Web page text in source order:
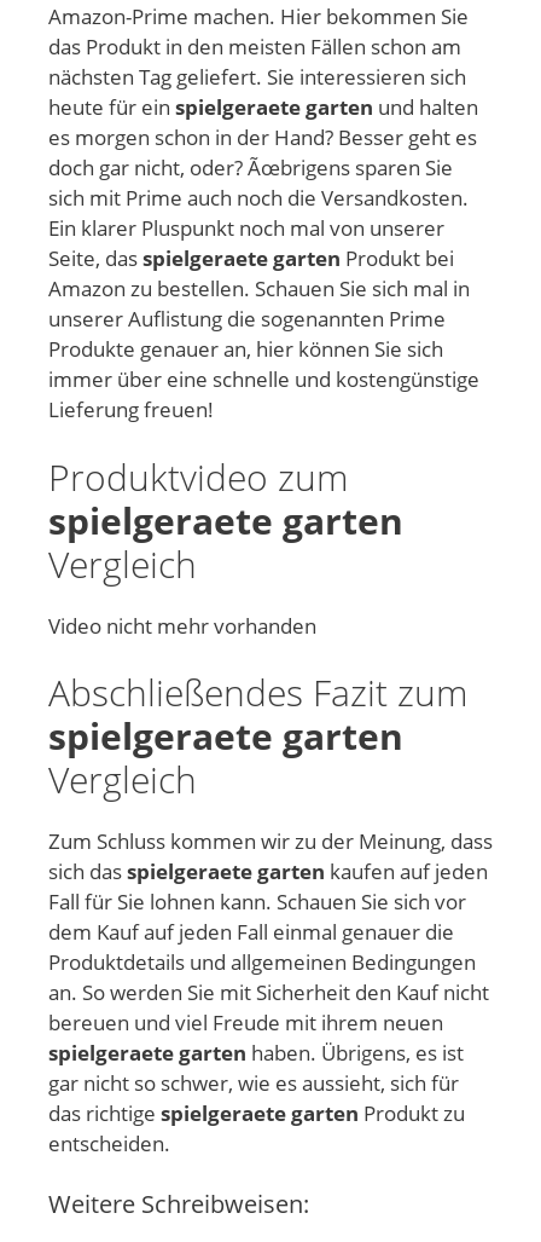
Amazon-Prime machen. Hier bekommen Sie
das Produkt in den meisten Fällen schon am
nächsten Tag geliefert. Sie interessieren sich
heute für ein spielgeraete garten und halten
es morgen schon in der Hand? Besser geht es
doch gar nicht, oder? Ãœbrigens sparen Sie
sich mit Prime auch noch die Versandkosten.
Ein klarer Pluspunkt noch mal von unserer
Seite, dasspielgeraete garten Produkt bei
Amazon zu bestellen. Schauen Sie sich mal in
unserer Auflistung die sogenannten Prime
Produkte genauer an, hier können Sie sich
immer über eine schnelle und kostengünstige
Lieferung freuen!
Produktvideo zum
spielgeraete garten
Vergleich
Video nicht mehr vorhanden
Abschließendes Fazit zum
spielgeraete garten
Vergleich
Zum Schluss kommen wir zu der Meinung, dass
sich dasspielgeraete garten kaufen auf jeden
Fall für Sie lohnen kann. Schauen Sie sich vor
dem Kauf auf jeden Fall einmal genauer die
Produktdetails und allgemeinen Bedingungen
an. So werden Sie mit Sicherheit den Kauf nicht
bereuen und viel Freude mit ihrem neuen
spielgeraete garten haben. Übrigens, es ist
gar nicht so schwer, wie es aussieht, sich für
das richtige spielgeraete garten Produkt zu
entscheiden.
Weitere Schreibweisen: